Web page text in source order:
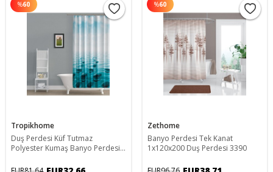
%60
Tropikhome
Duş Perdesi Küf Tutmaz
Polyester Kumaş Banyo Perdesi
Perdesi 180x200 Cm
%60
Zethome
Banyo Perdesi Tek Kanat
1x120x200 Duş Perdesi 3390